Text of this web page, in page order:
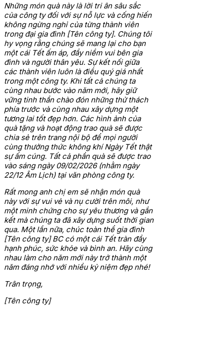
Những món quà này là lời tri ân sâu sắc
của công ty đối với sự nỗ lực và cống hiến
không ngừng nghỉ của từng thành viên
trong đại gia đình [Tên công ty]. Chúng tôi
hy vọng rằng chúng sẽ mang lại cho bạn
một cái Tết ấm áp, đầy niềm vui bên gia
đình và người thân yêu. Sự kết nối giữa
các thành viên luôn là điều quý giá nhất
trong một công ty. Khi tất cả chúng ta
cùng nhau bước vào năm mới, hãy giữ
vững tinh thần chào đón những thử thách
phía trước và cùng nhau xây dựng một
tương lai tốt đẹp hơn. Các hình ảnh của
quà tặng và hoạt động trao quà sẽ được
chia sẻ trên trang nội bộ để mọi người
cùng thưởng thức không khí Ngày Tết thật
sự ấm cúng. Tất cả phần quà sẽ được trao
vào sáng ngày 09/02/2026 (nhằm ngày
22/12 Âm Lịch) tại văn phòng công ty.
Rất mong anh chị em sẽ nhận món quà
này với sự vui vẻ và nụ cười trên môi, như
một minh chứng cho sự yêu thương và gắn
kết mà chúng ta đã xây dựng suốt thời gian
qua. Một lần nữa, chúc toàn thể gia đình
[Tên công ty] BC có một cái Tết tràn đầy
hạnh phúc, sức khỏe và bình an. Hãy cùng
nhau làm cho năm mới này trở thành một
năm đáng nhớ với nhiều kỷ niệm đẹp nhé!
Trân trọng,
[Tên công ty]